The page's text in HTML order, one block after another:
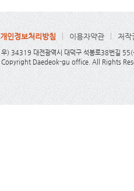
개인정보처리방침 이용자약관 저작
우) 34319 대전광역시 대덕구 석봉로38번길
Copyright Daedeok-gu office. All Rights